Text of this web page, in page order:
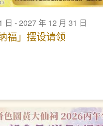
日 - 2027 年 12 月 31 日
福」摆设请领